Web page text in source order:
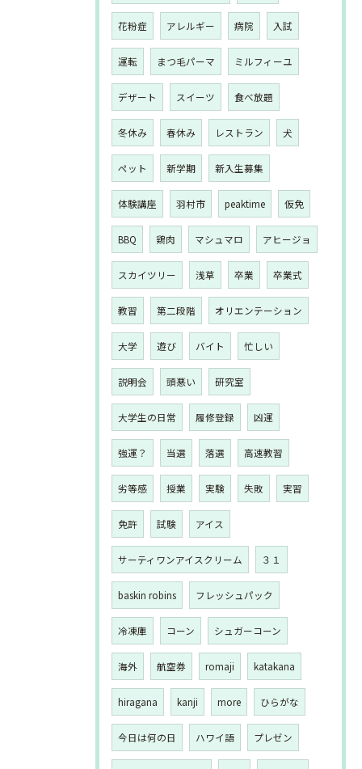
花粉症 アレルギー 病院 入試
運転 まつ毛パーマ ミルフィーユ
デザート スイーツ 食べ放題
冬休み 春休み レストラン 犬
ペット 新学期 新入生募集
体験講座 羽村市 peaktime 仮免
BBQ 鶏肉 マシュマロ アヒージョ
スカイツリー 浅草 卒業 卒業式
教習 第二段階 オリエンテーション
大学 遊び バイト 忙しい
説明会 頭悪い 研究室
大学生の日常 履修登録 凶運
強運？ 当選 落選 高速教習
劣等感 授業 実験 失敗 実習
免許 試験 アイス
サーティワンアイスクリーム ３１
baskin robins フレッシュパック
冷凍庫 コーン シュガーコーン
海外 航空券 romaji katakana
hiragana kanji more ひらがな
今日は何の日 ハワイ語 プレゼン